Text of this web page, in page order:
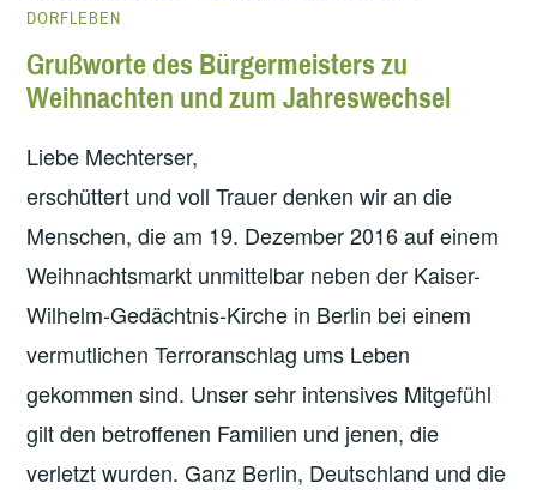
DORFLEBEN
Grußworte des Bürgermeisters zu
Weihnachten und zum Jahreswechsel
Liebe Mechterser,
erschüttert und voll Trauer denken wir an die
Menschen, die am 19. Dezember 2016 auf einem
Weihnachtsmarkt unmittelbar neben der Kaiser-
Wilhelm-Gedächtnis-Kirche in Berlin bei einem
vermutlichen Terroranschlag ums Leben
gekommen sind. Unser sehr intensives Mitgefühl
gilt den betroffenen Familien und jenen, die
verletzt wurden. Ganz Berlin, Deutschland und die